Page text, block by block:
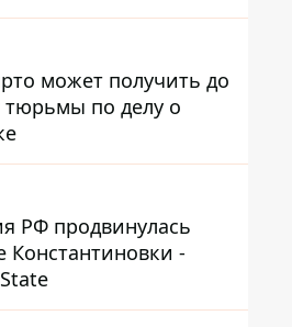
шесть
может получить до
тюрьмы по делу о
РФ продвинулась
Константиновки -